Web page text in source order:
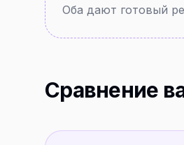
Оба дают готовый
Сравнение